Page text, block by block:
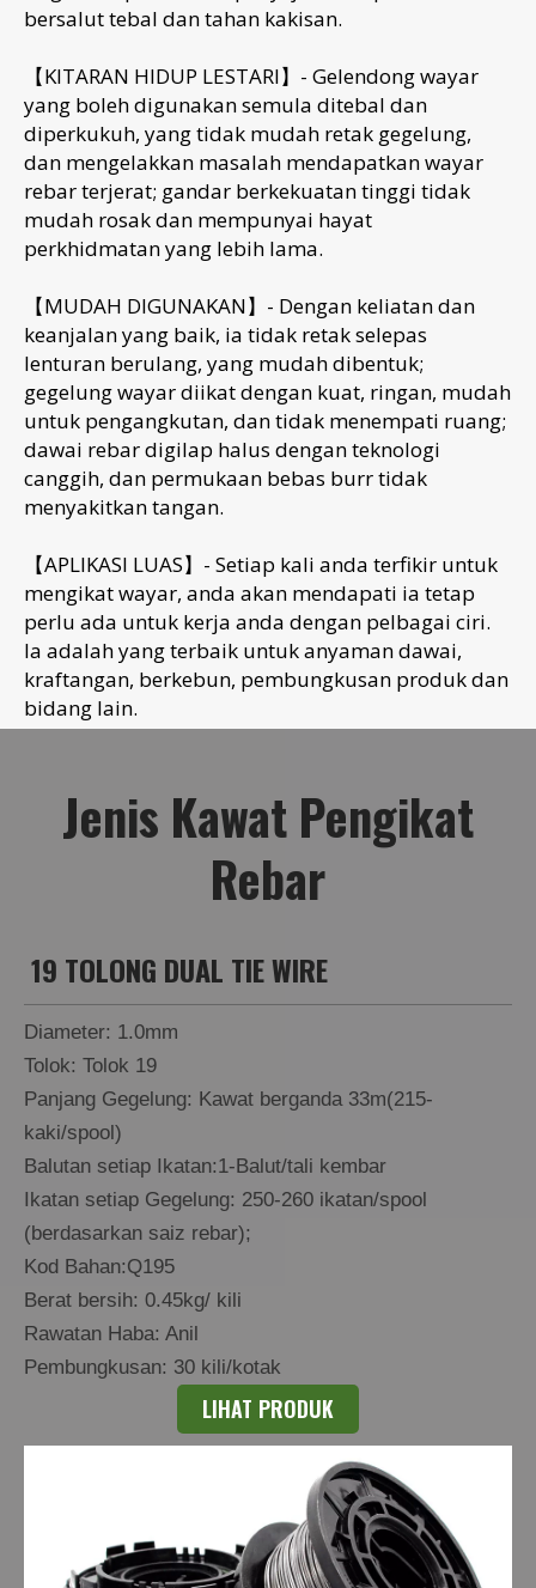
bersalut tebal dan tahan kakisan.
【KITARAN HIDUP LESTARI】- Gelendong wayar
yang boleh digunakan semula ditebal dan
diperkukuh, yang tidak mudah retak gegelung,
dan mengelakkan masalah mendapatkan wayar
rebar terjerat; gandar berkekuatan tinggi tidak
mudah rosak dan mempunyai hayat
perkhidmatan yang lebih lama.
【MUDAH DIGUNAKAN】- Dengan keliatan dan
keanjalan yang baik, ia tidak retak selepas
lenturan berulang, yang mudah dibentuk;
gegelung wayar diikat dengan kuat, ringan, mudah
untuk pengangkutan, dan tidak menempati ruang;
dawai rebar digilap halus dengan teknologi
canggih, dan permukaan bebas burr tidak
menyakitkan tangan.
【APLIKASI LUAS】- Setiap kali anda terfikir untuk
mengikat wayar, anda akan mendapati ia tetap
perlu ada untuk kerja anda dengan pelbagai ciri.
Ia adalah yang terbaik untuk anyaman dawai,
kraftangan, berkebun, pembungkusan produk dan
bidang lain.
Jenis Kawat Pengikat
Rebar
19 TOLONG DUAL TIE WIRE
Diameter: 1.0mm
Tolok: Tolok 19
Panjang Gegelung: Kawat berganda 33m(215-
kaki/spool)
Balutan setiap Ikatan:1-Balut/tali kembar
Ikatan setiap Gegelung: 250-260 ikatan/spool
(berdasarkan saiz rebar);
Kod Bahan:Q195
Berat bersih: 0.45kg/ kili
Rawatan Haba: Anil
Pembungkusan: 30 kili/kotak
LIHAT PRODUK